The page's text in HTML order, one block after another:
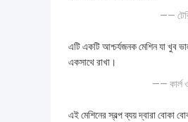
——
এটি একটি আশ্চর্যজনক মেশিন যা খুব
একসাথে রাখা।
—— কার্ল
এই মেশিনের স্বল্প ব্যয় দ্বারা বোকা